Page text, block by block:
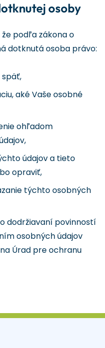
osoby
podľa zákona o
dotknutá osoba právo:
aké Vaše osobné
ohľadom
údajov a tieto
opraviť,
týchto osobných
dodržiavaní povinností
osobných údajov
Úrad pre ochranu